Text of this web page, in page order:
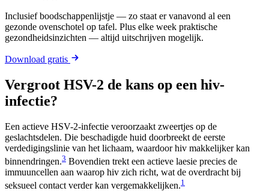
Inclusief boodschappenlijstje — zo staat er vanavond al een
gezonde ovenschotel op tafel. Plus elke week praktische
gezondheidsinzichten — altijd uitschrijven mogelijk.
Download gratis
Vergroot HSV-2 de kans op een hiv-
infectie?
Een actieve HSV-2-infectie veroorzaakt zweertjes op de
geslachtsdelen. Die beschadigde huid doorbreekt de eerste
verdedigingslinie van het lichaam, waardoor hiv makkelijker kan
binnendringen.3 Bovendien trekt een actieve laesie precies de
immuuncellen aan waarop hiv zich richt, wat de overdracht bij
seksueel contact verder kan vergemakkelijken.1